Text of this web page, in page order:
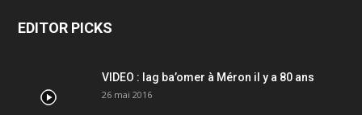
EDITOR PICKS
VIDEO : lag ba’omer à Méron il y a 80 ans
26 mai 2016